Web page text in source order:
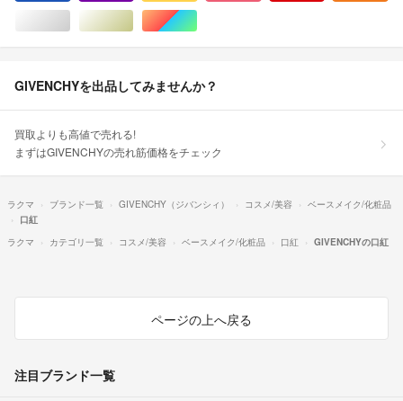
シルバー/銀色系ゴールド/金色系マルチカラー
GIVENCHYを出品してみませんか？
買取よりも高値で売れる!
まずはGIVENCHYの売れ筋価格をチェック
ラクマ ブランド一覧 GIVENCHY（ジバンシィ） コスメ/美容
ベースメイク/化粧品
口紅
ラクマ
カテゴリ一覧 コスメ/美容 ベースメイク/化粧品 口紅 GIVENCHYの口紅
ページの上へ戻る
注目ブランド一覧